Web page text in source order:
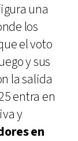
una
los
el voto
y sus
la salida
entra en
y
en